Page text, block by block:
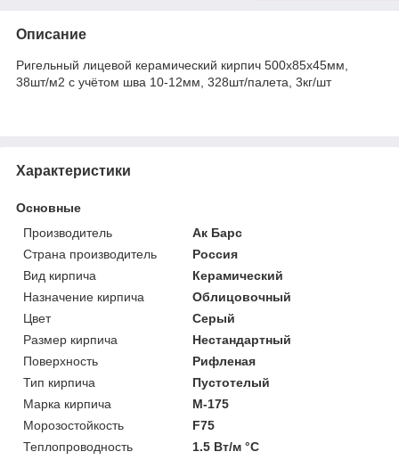
Описание
Ригельный лицевой керамический кирпич 500х85х45мм,
38шт/м2 с учётом шва 10-12мм, 328шт/палета, 3кг/шт
Характеристики
Основные
Производитель
Ак Барс
Страна производитель
Россия
Вид кирпича
Керамический
Назначение кирпича
Облицовочный
Цвет
Серый
Размер кирпича
Нестандартный
Поверхность
Рифленая
Тип кирпича
Пустотелый
Марка кирпича
М-175
Морозостойкость
F75
Теплопроводность
1.5 Вт/м °С